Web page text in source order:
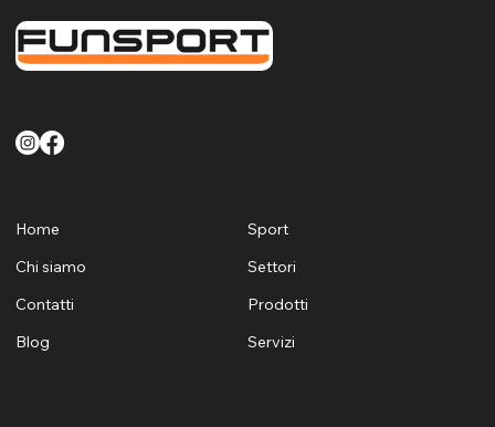
Home
Chi siamo
Contatti
Blog
Sport
Settori
Prodotti
Servizi